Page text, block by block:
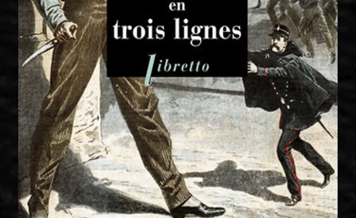
Twitter
Facebook